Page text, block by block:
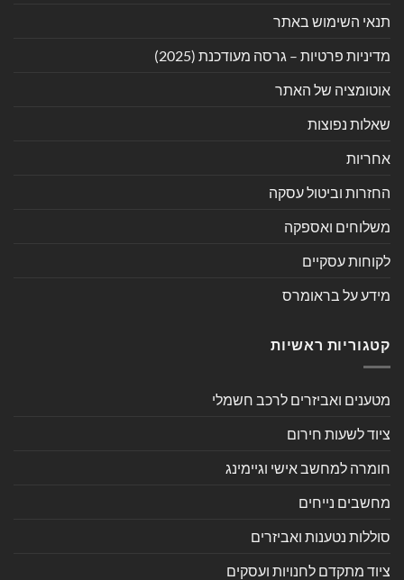
תנאי השימוש באתר
מדיניות פרטיות – גרסה מעודכנת (2025)
אוטומציה של האתר
שאלות נפוצות
אחריות
החזרות וביטול עסקה
משלוחים ואספקה
לקוחות עסקיים
מידע על בראומרס
קטגוריות ראשיות
מטענים ואביזרים לרכב חשמלי
ציוד לשעות חירום
חומרה למחשב אישי וגיימינג
מחשבים נייחים
סוללות נטענות ואביזרים
ציוד מתקדם לחנויות ועסקים